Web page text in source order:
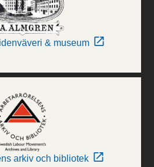
& museum
arkiv och bibliotek